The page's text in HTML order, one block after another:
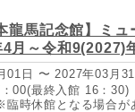
龍馬記念館】ミ
月～令和9(2027)
01日 〜 2027年03月31
00(最終入館 16：30)
時休館となる場合が